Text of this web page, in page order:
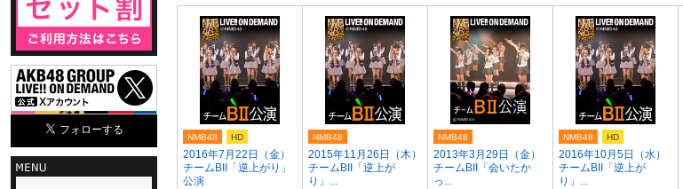
2016年7月22日（金）
チームBII「逆上がり」
公演
NMB48 HD
2015年11月26日（木）
チームBII「逆上が
り」...
NMB48
2013年3月29日（金）
チームBII「会いたか
っ...
NMB48
2016年10月5日（水）
チームBII「逆上が
り」...
NMB48 HD